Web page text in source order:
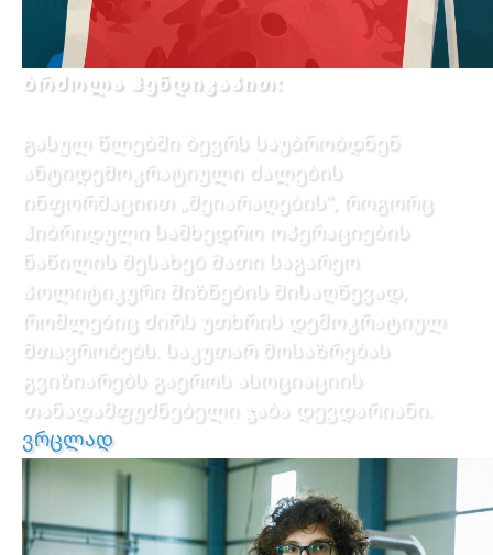
ბრძოლა ჰენდიკაპით:
გასულ წლებში ბევრს საუბრობდნენ
ანტიდემოკრატიული ძალების
ინფორმაციით „შეიარაღების”, როგორც
ჰიბრიდული სამხედრო ოპერაციების
ნაწილის შესახებ მათი საგარეო
პოლიტიკური მიზნების მისაღწევად,
რომლებიც ძირს უთხრის დემოკრატიულ
მთავრობებს. საკუთარ მოსაზრებას
გვიზიარებს გაეროს ასოციაციის
თანადამფუძნებელი ჯაბა დევდარიანი.
ვრცლად